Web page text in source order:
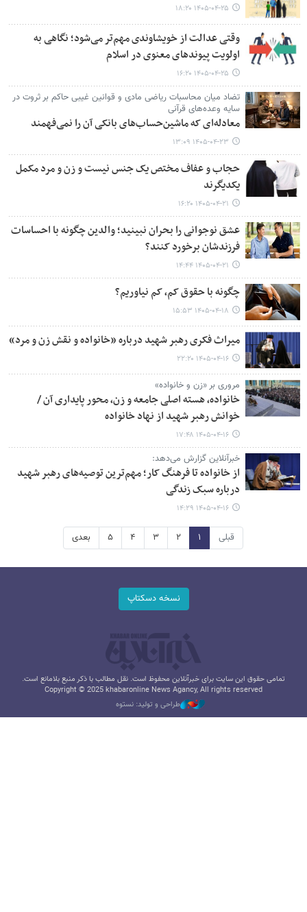
۱۴۰۵-۰۴-۲۵ ۱۸:۲۰
وقتی عدالت از خویشاوندی مهم‌تر می‌شود؛ نگاهی به
اولویت پیوندهای معنوی در اسلام
۱۴۰۵-۰۴-۲۵ ۱۶:۲۰
تضاد میان محاسبات ریاضی مادی و قوانین غیبی حاکم بر ثروت در
سایه وعده‌های قرآنی
معادله‌ای که ماشین‌حساب‌های بانکی آن را نمی‌فهمند
۱۴۰۵-۰۴-۲۳ ۱۳:۰۹
حجاب و عفاف مختص یک جنس نیست و زن و مرد مکمل
یکدیگرند
۱۴۰۵-۰۴-۲۱ ۱۶:۲۰
عشق نوجوانی را بحران نبینید؛ والدین چگونه با احساسات
فرزندشان برخورد کنند؟
۱۴۰۵-۰۴-۲۱ ۱۴:۴۴
چگونه با حقوق کم، کم نیاوریم؟
۱۴۰۵-۰۴-۱۸ ۱۵:۵۳
میراث فکری رهبر شهید درباره «خانواده و نقش زن و مرد»
۱۴۰۵-۰۴-۱۶ ۲۲:۲۰
مروری بر «زن و خانواده»
خانواده، هسته اصلی جامعه و زن، محور پایداری آن /
خوانش رهبر شهید از نهاد خانواده
۱۴۰۵-۰۴-۱۶ ۱۷:۴۸
خبرآنلاین گزارش می‌دهد:
از خانواده تا فرهنگ کار؛ مهم‌ترین توصیه‌های رهبر شهید
درباره سبک زندگی
۱۴۰۵-۰۴-۱۶ ۱۴:۲۹
قبلی ۱ ۲ ۳ ۴ ۵ بعدی
نسخه دسکتاپ
تمامی حقوق این سایت برای خبرآنلاین محفوظ است. نقل مطالب با ذکر منبع بلامانع است.
Copyright © 2025 khabaronline News Agancy, All rights reserved
طراحی و تولید: نستوه